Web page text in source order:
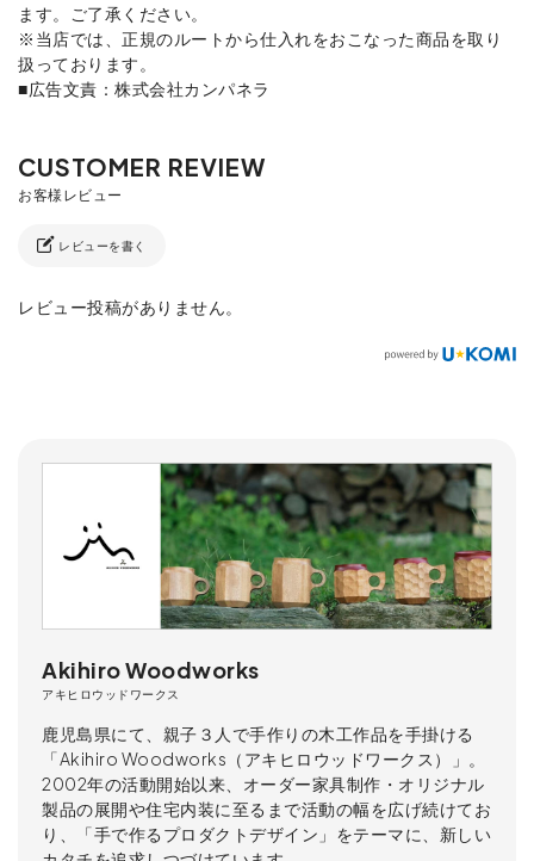
ます。ご了承ください。
※当店では、正規のルートから仕入れをおこなった商品を取り
扱っております。
■広告文責：株式会社カンパネラ
レビューを書く
レビュー投稿がありません。
Akihiro Woodworks
アキヒロウッドワークス
鹿児島県にて、親子３人で手作りの木工作品を手掛ける
「Akihiro Woodworks（アキヒロウッドワークス）」。
2002年の活動開始以来、オーダー家具制作・オリジナル
製品の展開や住宅内装に至るまで活動の幅を広げ続けてお
り、「手で作るプロダクトデザイン」をテーマに、新しい